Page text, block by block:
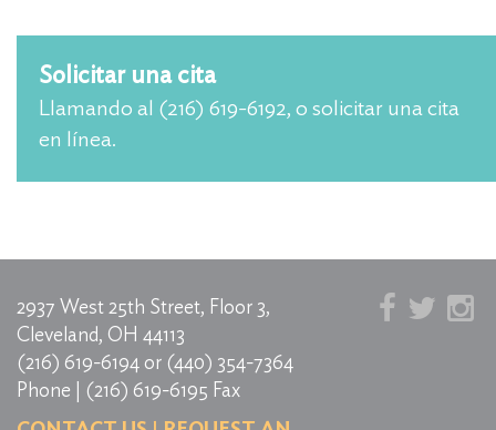
Solicitar una cita
Llamando al (216) 619-6192, o solicitar una cita
en línea.
2937 West 25th Street, Floor 3,
Cleveland, OH 44113
(216) 619-6194 or (440) 354-7364
Phone | (216) 619-6195 Fax